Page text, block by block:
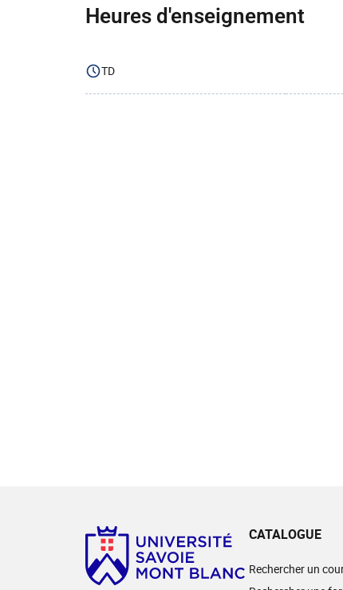
Heures d'enseignement
TD
CATALOGUE
Rechercher un